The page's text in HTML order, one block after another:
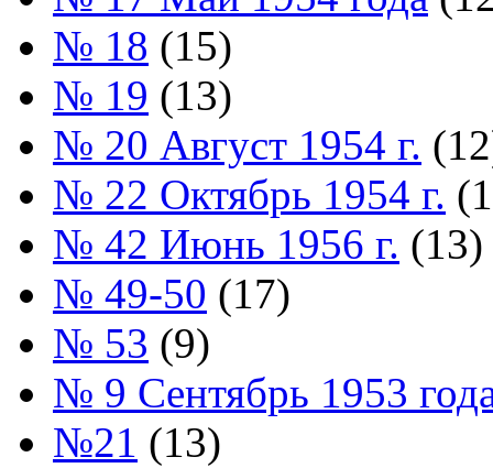
№ 18 (15)
№ 19 (13)
№ 20 Август 1954 г.
№ 22 Октябрь 1954 г.
№ 42 Июнь 1956 г. (13)
№ 49-50 (17)
№ 53 (9)
№ 9 Сентябрь 1953
№21 (13)